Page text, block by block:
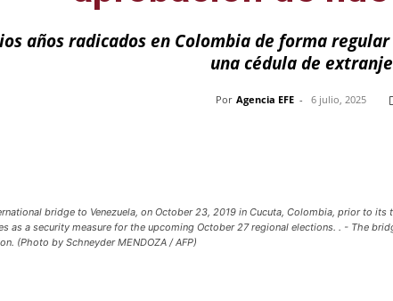
años radicados en Colombia de forma
una cédula de
Por Agencia EFE - 6 julio, 2025
bridge to Venezuela, on October 23, 2019 in Cucuta, Colombia, prior to its
as a security measure for the upcoming October 27 regional elections. . - The
(Photo by Schneyder MENDOZA / AFP)